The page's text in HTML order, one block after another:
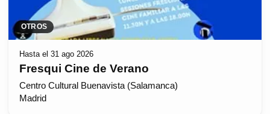
OTROS
Hasta el 31 ago 2026
Fresqui Cine de Verano
Centro Cultural Buenavista (Salamanca)
Madrid